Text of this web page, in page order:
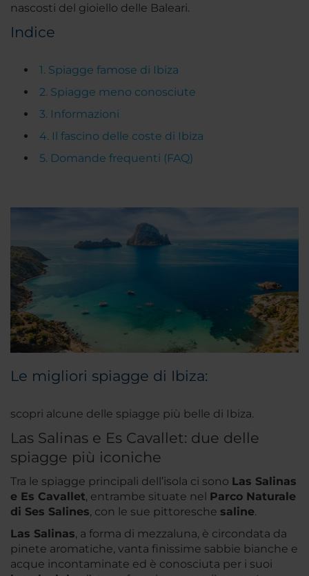
nascosti del gioiello delle Baleari.
Indice
1. Spiagge famose di Ibiza
2. Spiagge meno conosciute
3. Informazioni
4. Il fascino delle coste di Ibiza
5. Domande frequenti (FAQ)
Le migliori spiagge di Ibiza:
scopri alcune delle spiagge più belle di Ibiza.
Las Salinas e Es Cavallet: due delle
spiagge più iconiche
Tra le spiagge principali dell’isola ci sono Las Salinas
e Es Cavallet, entrambe situate nel Parco Naturale
di Ses Salines, con le sue pittoresche saline.
Las Salinas, a forma di mezzaluna, è circondata da
pinete aromatiche, vanta finissime sabbie bianche e
acque incontaminate ed è conosciuta per i suoi